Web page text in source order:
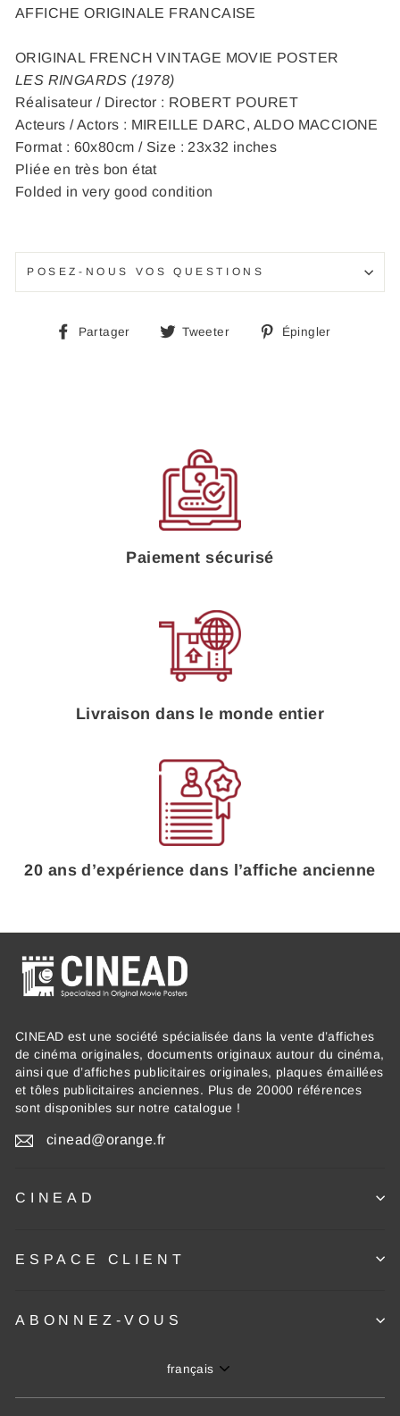
AFFICHE ORIGINALE FRANCAISE
ORIGINAL FRENCH VINTAGE MOVIE POSTER
LES RINGARDS (1978)
Réalisateur / Director : ROBERT POURET
Acteurs / Actors : MIREILLE DARC, ALDO MACCIONE
Format : 60x80cm / Size : 23x32 inches
Pliée en très bon état
Folded in very good condition
POSEZ-NOUS VOS QUESTIONS
Partager
PartagerTweeter
TweeterÉpingler
Paiement sécurisé
Livraison dans le monde entier
20 ans d’expérience dans l’affiche ancienne
CINEAD est une société spécialisée dans la vente d’affiches
de cinéma originales, documents originaux autour du cinéma,
ainsi que d’affiches publicitaires originales, plaques émaillées
et tôles publicitaires anciennes. Plus de 20000 références
sont disponibles sur notre catalogue !
cinead@orange.fr
CINEAD
ESPACE CLIENT
ABONNEZ-VOUS
Langue
français